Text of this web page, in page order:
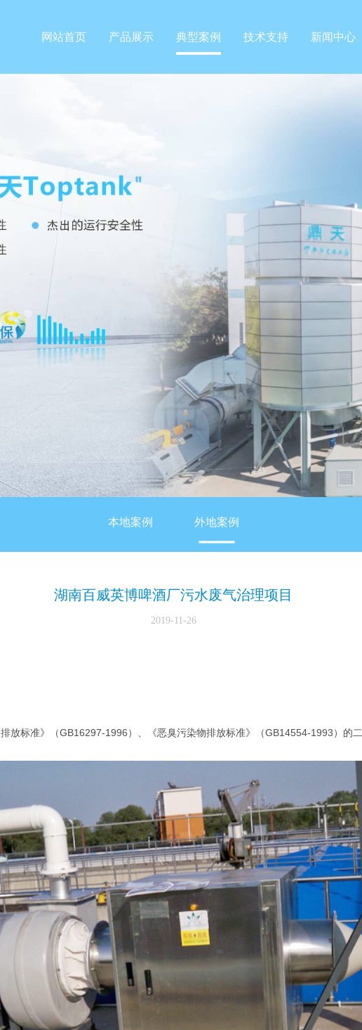
网站首页 产品展示 典型案例 技术支持 新闻中心
本地案例 外地案例
湖南百威英博啤酒厂污水废气治理项目
2019-11-26
标准》（GB16297-1996）、《恶臭污染物排放标准》（GB14554-1993）的